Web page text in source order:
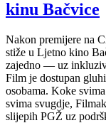
inkluzivnu
turneju
Hvaru”
kinu Bačvice
Nakon premijere na
stiže u Ljetno kino
zajedno — uz
Film je dostupan
osobama. Koke
svima svugdje,
slijepih PGŽ uz